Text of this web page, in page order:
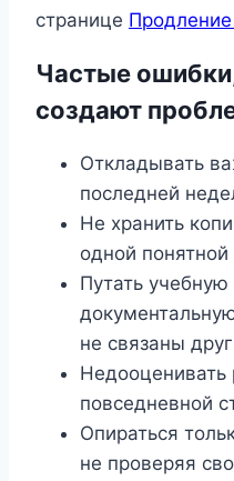
странице
Частые
создают
Откладывать
последней
Не хранить
одной
Путать учебную
не связаны
Недооценивать
повседневной
Опираться
не проверяя